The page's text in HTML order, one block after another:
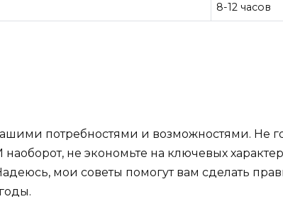
8-12 часов
потребностями и возможностями. Не
не экономьте на ключевых
мои советы помогут вам сделать